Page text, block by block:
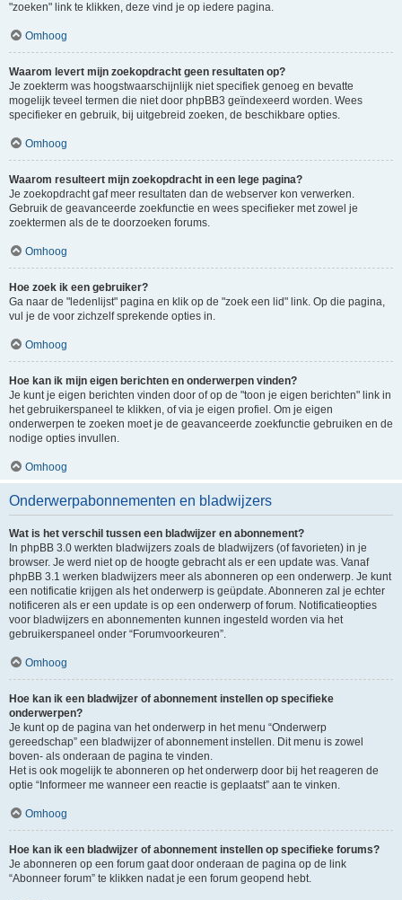
"zoeken" link te klikken, deze vind je op iedere pagina.
Omhoog
Waarom levert mijn zoekopdracht geen resultaten op?
Je zoekterm was hoogstwaarschijnlijk niet specifiek genoeg en bevatte
mogelijk teveel termen die niet door phpBB3 geïndexeerd worden. Wees
specifieker en gebruik, bij uitgebreid zoeken, de beschikbare opties.
Omhoog
Waarom resulteert mijn zoekopdracht in een lege pagina?
Je zoekopdracht gaf meer resultaten dan de webserver kon verwerken.
Gebruik de geavanceerde zoekfunctie en wees specifieker met zowel je
zoektermen als de te doorzoeken forums.
Omhoog
Hoe zoek ik een gebruiker?
Ga naar de "ledenlijst" pagina en klik op de "zoek een lid" link. Op die pagina,
vul je de voor zichzelf sprekende opties in.
Omhoog
Hoe kan ik mijn eigen berichten en onderwerpen vinden?
Je kunt je eigen berichten vinden door of op de "toon je eigen berichten" link in
het gebruikerspaneel te klikken, of via je eigen profiel. Om je eigen
onderwerpen te zoeken moet je de geavanceerde zoekfunctie gebruiken en de
nodige opties invullen.
Omhoog
Onderwerpabonnementen en bladwijzers
Wat is het verschil tussen een bladwijzer en abonnement?
In phpBB 3.0 werkten bladwijzers zoals de bladwijzers (of favorieten) in je
browser. Je werd niet op de hoogte gebracht als er een update was. Vanaf
phpBB 3.1 werken bladwijzers meer als abonneren op een onderwerp. Je kunt
een notificatie krijgen als het onderwerp is geüpdate. Abonneren zal je echter
notificeren als er een update is op een onderwerp of forum. Notificatieopties
voor bladwijzers en abonnementen kunnen ingesteld worden via het
gebruikerspaneel onder “Forumvoorkeuren”.
Omhoog
Hoe kan ik een bladwijzer of abonnement instellen op specifieke
onderwerpen?
Je kunt op de pagina van het onderwerp in het menu “Onderwerp
gereedschap” een bladwijzer of abonnement instellen. Dit menu is zowel
boven- als onderaan de pagina te vinden.
Het is ook mogelijk te abonneren op het onderwerp door bij het reageren de
optie “Informeer me wanneer een reactie is geplaatst” aan te vinken.
Omhoog
Hoe kan ik een bladwijzer of abonnement instellen op specifieke forums?
Je abonneren op een forum gaat door onderaan de pagina op de link
“Abonneer forum” te klikken nadat je een forum geopend hebt.